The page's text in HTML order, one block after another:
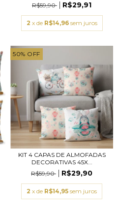
R$59,90
R$29,91
2 x de R$14,96 sem juros
50% OFF
KIT 4 CAPAS DE ALMOFADAS
DECORATIVAS 45X...
R$59,90
R$29,90
2 x de R$14,95 sem juros